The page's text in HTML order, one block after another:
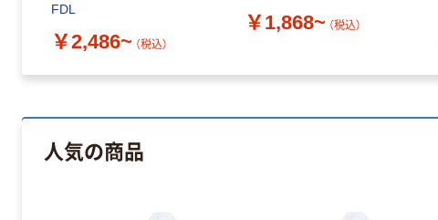
FDL
￥2,486~ （税込）
￥1,868~ （税込）
人気の商品